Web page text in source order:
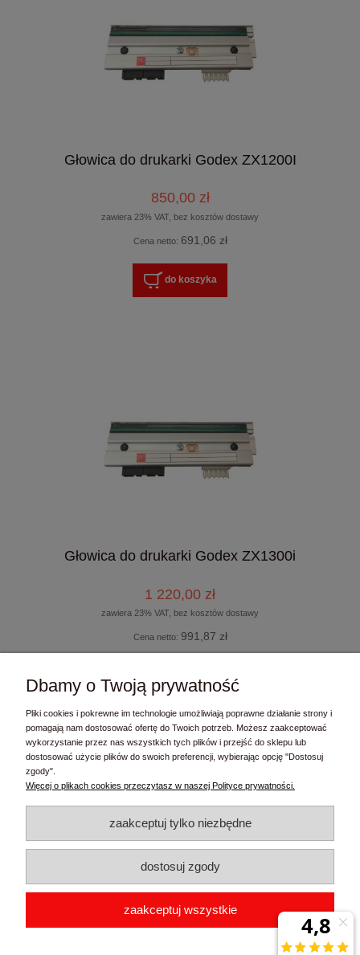
Głowica do drukarki Godex ZX1200I
850,00 zł
zawiera 23% VAT, bez kosztów dostawy
Cena netto: 691,06 zł
do koszyka
Głowica do drukarki Godex ZX1300i
1 220,00 zł
zawiera 23% VAT, bez kosztów dostawy
Cena netto: 991,87 zł
« 1 2
Kontakt
Moje konto
Informacje
FaziPL Sławomir Łasiewicki| ul. Michała Drzymały 6, 83-010
Straszyn | woj. pomorskie | tel.:
| email:
| NIP: 7421559719 | REGON: 362044422
Dbamy o Twoją prywatność
Pliki cookies i pokrewne im technologie umożliwiają poprawne działanie strony i
pomagają nam dostosować ofertę do Twoich potrzeb. Możesz zaakceptować
wykorzystanie przez nas wszystkich tych plików i przejść do sklepu lub
dostosować użycie plików do swoich preferencji, wybierając opcję "Dostosuj
zgody".
Więcej o plikach cookies przeczytasz w naszej Polityce prywatności.
zaakceptuj tylko niezbędne
dostosuj zgody
zaakceptuj wszystkie